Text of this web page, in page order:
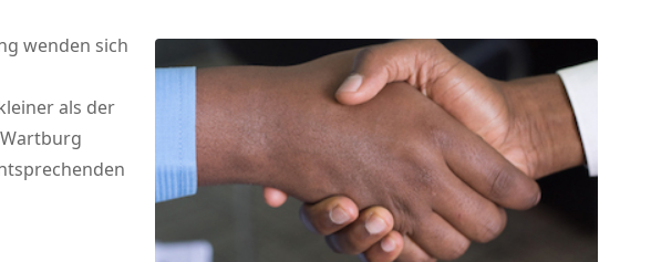
wenden sich
als der